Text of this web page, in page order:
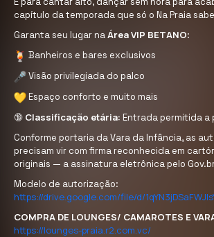
capítulo da temporada que só o Na Praia
Garanta seu lugar naÁrea VIP BETANO:
Banheiros e bares exclusivos
Visão privilegiada do palco
Espaço conforto e muito mais
🔞 Classificação etária: Entrada permitida a
Conforme portaria da Vara da Infância, as
precisam vir com firma reconhecida em
originais — a assinatura eletrônica pelo
Modelo de autorização:
https://drive.google.com/file/d/
COMPRA DE LOUNGES/ CAMAROTES E
https://lounges-praia.r2.com.vc/